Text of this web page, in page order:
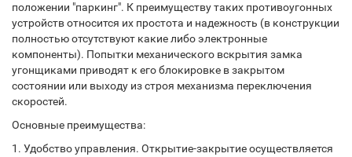
положении "паркинг". К преимуществу таких противоугонных
устройств относится их простота и надежность (в конструкции
полностью отсутствуют какие либо электронные
компоненты). Попытки механического вскрытия замка
угонщиками приводят к его блокировке в закрытом
состоянии или выходу из строя механизма переключения
скоростей.
Основные преимущества:
1. Удобство управления. Открытие-закрытие осуществляется